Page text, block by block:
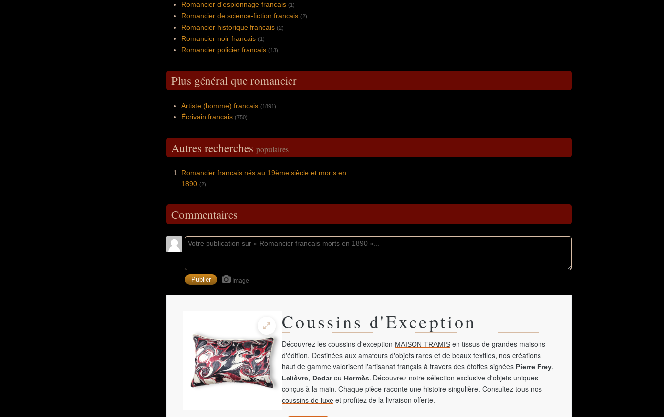
Romancier d'espionnage francais (1)
Romancier de science-fiction francais (2)
Romancier historique francais (2)
Romancier noir francais (1)
Romancier policier francais (13)
Plus général que romancier
Artiste (homme) francais (1891)
Écrivain francais (750)
Autres recherches populaires
Romancier francais nés au 19ème siècle et morts en
1890 (2)
Commentaires
Image
Coussins d'Exception
Découvrez les coussins d'exception MAISON TRAMIS en tissus de grandes maisons
d'édition. Destinées aux amateurs d'objets rares et de beaux textiles, nos créations
haut de gamme valorisent l'artisanat français à travers des étoffes signées Pierre Frey,
Lelièvre, Dedarou Hermès. Découvrez notre sélection exclusive d'objets uniques
conçus à la main. Chaque pièce raconte une histoire singulière. Consultez tous nos
coussins de luxe et profitez de la livraison offerte.